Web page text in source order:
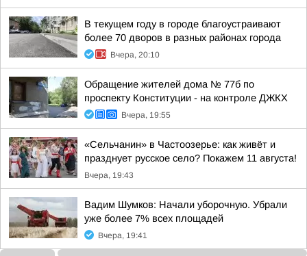
В текущем году в городе благоустраивают
более 70 дворов в разных районах города
Вчера, 20:10
Обращение жителей дома № 77б по
проспекту Конституции - на контроле ДЖКХ
Вчера, 19:55
«Сельчанин» в Частоозерье: как живёт и
празднует русское село? Покажем 11 августа!
Вчера, 19:43
Вадим Шумков: Начали уборочную. Убрали
уже более 7% всех площадей
Вчера, 19:41